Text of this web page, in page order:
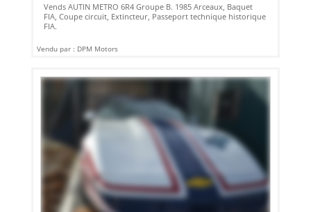
Vends AUTIN METRO 6R4 Groupe B. 1985 Arceaux, Baquet
FIA, Coupe circuit, Extincteur, Passeport technique historique
FIA.
Vendu par : DPM Motors